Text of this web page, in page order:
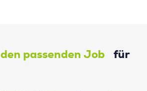
den passenden Job für